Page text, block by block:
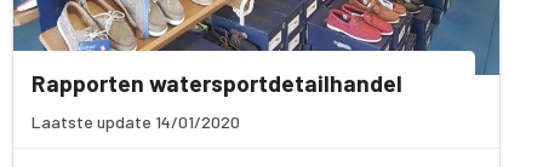
Rapporten watersportdetailhandel
Laatste update 14/01/2020